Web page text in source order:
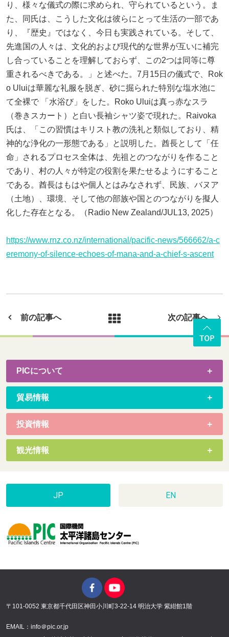
り、様々な儀式の際に求められ、守られているという。ま
た、同氏は、こうした文化は彼らにとって生活の一部であ
り、『歴史』ではなく、今日も実践されている。そして、
先進国の人々は、文化的および現代的な世界が互いに補完
し合っていることを理解しておらず、この2つは同等に尊
重されるべきである。」と述べた。7月15日の儀式で、Rok
o Uluiは華麗な礼服を脱ぎ、砂に掘られた特別な塩水池に
て全裸で 「水浴び」をした。Roko Uluiは真っ赤なスラ
（巻きスカート）と白い長袖シャツ姿で現れた。Raivoka
氏は、「この習慣はキリスト教の洗礼と類似しており、精
神的な浄化の一形態である」と説明した。酋長として「任
命」されるプロセス全体は、先祖とのつながりを作ること
であり、村の人々が特定の役割を果たせるようにすること
である。酋長はもはや個人とはみなされず、民族、バヌア
（土地）、環境、そして他の部族や国とのつながりを擬人
化した存在となる。（Radio New Zealand/JUL13, 2025）
https://www.rnz.co.nz/international/pacific-news/566662/a-c
eremony-of-silence-echoes-of-mana-and-a-chief-s-ascent
前の記事へ 次の記事へ
PICについて
貿易情報
投資情報
観光情報
JP EN
〒101-0052 東京都千代田区神田小川町3-22-14 明治大学 紫紺館1階
EMAIL：info＠pic.or.jp